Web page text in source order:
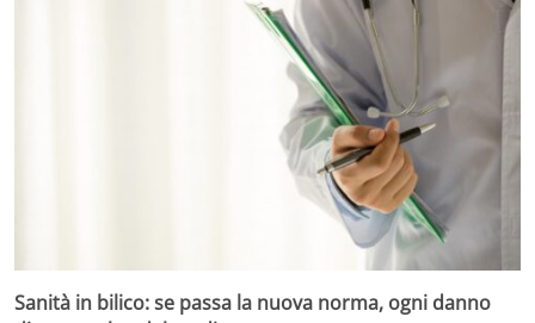
Sanità in bilico: se passa la nuova norma, ogni danno